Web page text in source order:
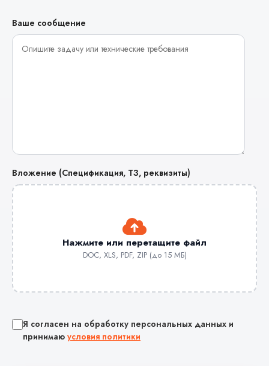
Ваше сообщение
Вложение (Спецификация, ТЗ, реквизиты)
Нажмите или перетащите файл
DOC, XLS, PDF, ZIP (до 15 МБ)
Я согласен на обработку персональных данных и
принимаю условия политики